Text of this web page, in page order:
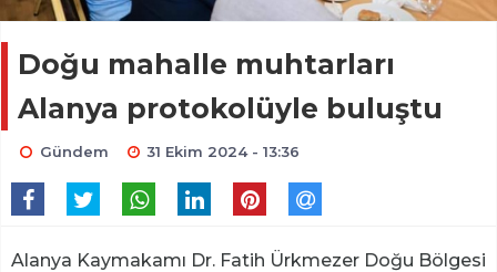
Doğu mahalle muhtarları
Alanya protokolüyle buluştu
Gündem 31 Ekim 2024 - 13:36
Alanya Kaymakamı Dr. Fatih Ürkmezer Doğu Bölgesi